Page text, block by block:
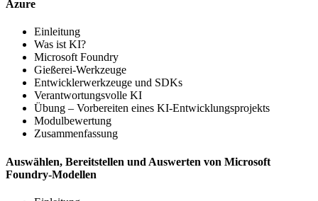
Azure
Einleitung
Was ist KI?
Microsoft Foundry
Gießerei-Werkzeuge
Entwicklerwerkzeuge und SDKs
Verantwortungsvolle KI
Übung – Vorbereiten eines KI-Entwicklungsprojekts
Modulbewertung
Zusammenfassung
Auswählen, Bereitstellen und Auswerten von Microsoft
Foundry-Modellen